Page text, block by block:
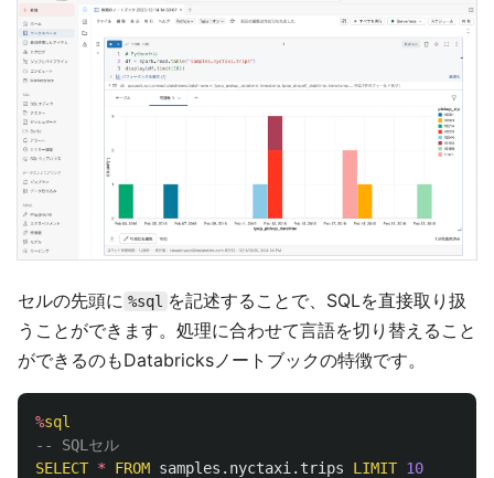
セルの先頭に %sql を記述することで、SQLを直接取り扱
うことができます。処理に合わせて言語を切り替えること
ができるのもDatabricksノートブックの特徴です。
%sql
-- SQLセル
SELECT * FROM samples . nyctaxi . trips LIMIT 10